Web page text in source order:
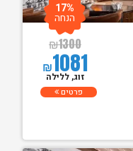
₪1300
₪1081
17%
הנחה
זוג, ללילה
פרטים